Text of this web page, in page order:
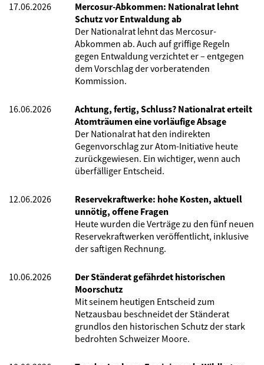
17.06.2026
Mercosur-Abkommen: Nationalrat lehnt
Schutz vor Entwaldung ab
Der Nationalrat lehnt das Mercosur-
Abkommen ab. Auch auf griffige Regeln
gegen Entwaldung verzichtet er – entgegen
dem Vorschlag der vorberatenden
Kommission.
16.06.2026
Achtung, fertig, Schluss? Nationalrat erteilt
Atomträumen eine vorläufige Absage
Der Nationalrat hat den indirekten
Gegenvorschlag zur Atom-Initiative heute
zurückgewiesen. Ein wichtiger, wenn auch
überfälliger Entscheid.
12.06.2026
Reservekraftwerke: hohe Kosten, aktuell
unnötig, offene Fragen
Heute wurden die Verträge zu den fünf neuen
Reservekraftwerken veröffentlicht, inklusive
der saftigen Rechnung.
10.06.2026
Der Ständerat gefährdet historischen
Moorschutz
Mit seinem heutigen Entscheid zum
Netzausbau beschneidet der Ständerat
grundlos den historischen Schutz der stark
bedrohten Schweizer Moore.